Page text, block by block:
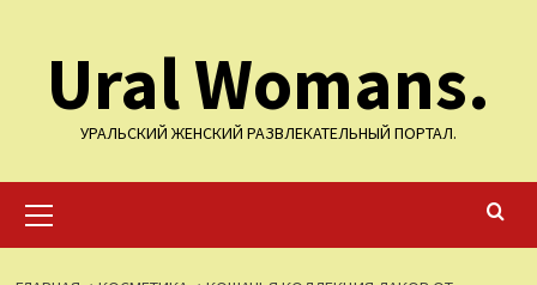
содержимому
Ural Womans.
УРАЛЬСКИЙ ЖЕНСКИЙ РАЗВЛЕКАТЕЛЬНЫЙ ПОРТАЛ.
меню